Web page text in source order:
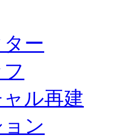
ー
ル再建
ン